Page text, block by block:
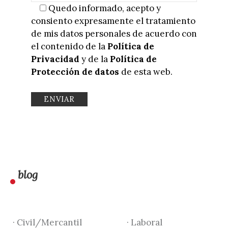
Quedo informado, acepto y
consiento expresamente el tratamiento
de mis datos personales de acuerdo con
el contenido de la Política de
Privacidad y de la Política de
Protección de datos de esta web.
blog
· Civil/Mercantil
· Laboral